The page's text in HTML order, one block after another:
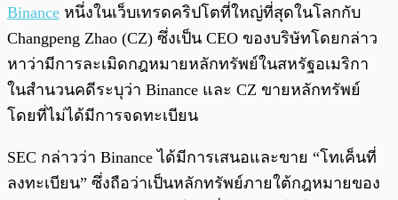
Binance หนึ่งในเว็บเทรดคริปโตที่ใหญ่ที่สุดในโลกกับ
Changpeng Zhao (CZ) ซึ่งเป็น CEO ของบริษัทโดยกล่าว
หาว่ามีการละเมิดกฎหมายหลักทรัพย์ในสหรัฐอเมริกา
ในสำนวนคดีระบุว่า Binance และ CZ ขายหลักทรัพย์
โดยที่ไม่ได้มีการจดทะเบียน
SEC กล่าวว่า Binance ได้มีการเสนอและขาย “โทเค็นที่
ลงทะเบียน” ซึ่งถือว่าเป็นหลักทรัพย์ภายใต้กฎหมายของ